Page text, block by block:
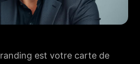
est votre carte de